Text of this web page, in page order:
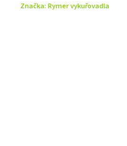
Značka: Rymer vykuřovadla